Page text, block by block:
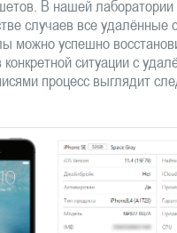
В нашей лаборатории
случаев все удалённые
можно успешно
конкретной ситуации с
процесс выглядит